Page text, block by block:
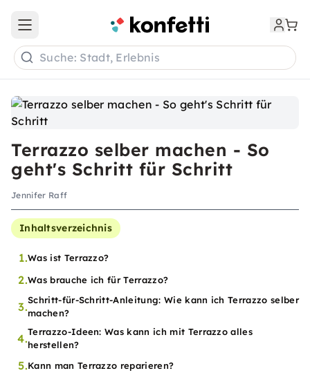
Terrazzo selber machen - So
geht's Schritt für Schritt
Jennifer Raff
Inhaltsverzeichnis
1.Was ist Terrazzo?
2.Was brauche ich für Terrazzo?
3.Schritt-für-Schritt-Anleitung: Wie kann ich Terrazzo selber
machen?
4.Terrazzo-Ideen: Was kann ich mit Terrazzo alles
herstellen?
5.Kann man Terrazzo reparieren?
Open main menu
Suche: Stadt, Erlebnis